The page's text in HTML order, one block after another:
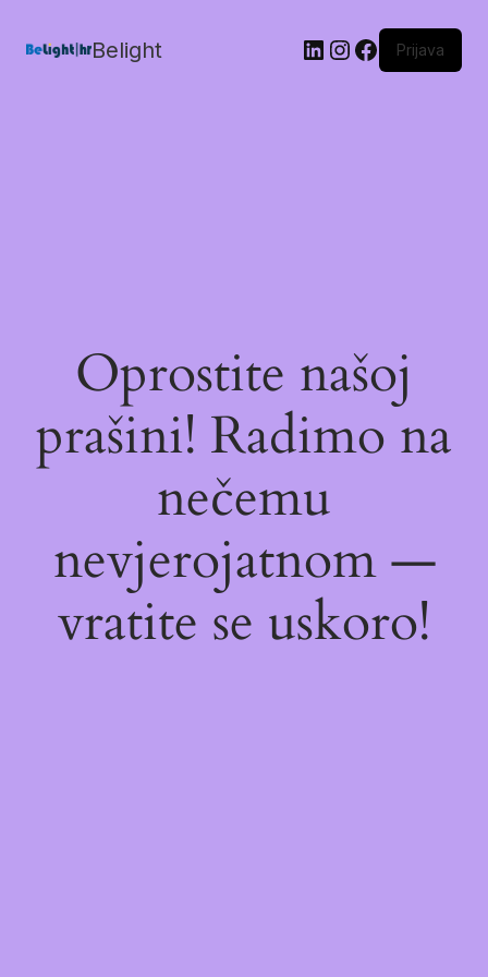
Belight Prijava
Oprostite našoj
prašini! Radimo na
nečemu
nevjerojatnom —
vratite se uskoro!